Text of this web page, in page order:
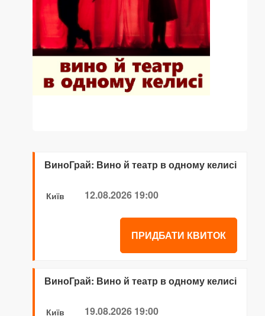
ВиноГрай: Вино й театр в одному келисі
Київ 12.08.2026 19:00
ПРИДБАТИ КВИТОК
ВиноГрай: Вино й театр в одному келисі
Київ 19.08.2026 19:00